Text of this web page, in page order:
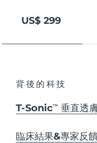
US$ 299
背後的科技
T-SonicTM 垂直透
臨床結果&專家反